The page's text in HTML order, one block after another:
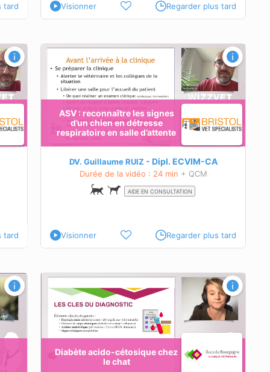
tard Visionner Regarder plus tard
tard
ASV : reconnaître les signes
d’un chien en détresse
respiratoire en salle d’attente
DV. Guillaume RUIZ Dipl. ECVIM-CA
Durée de la vidéo : 24 min + QCM
AIDE EN CONSULTATION
en
Visionner Regarder plus tard
Diabète acido-cétosique chez
le chat